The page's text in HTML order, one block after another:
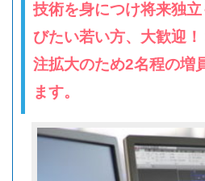
技術を身につけ将来独
びたい若い方、大歓迎
注拡大のため2名程の増
ます。